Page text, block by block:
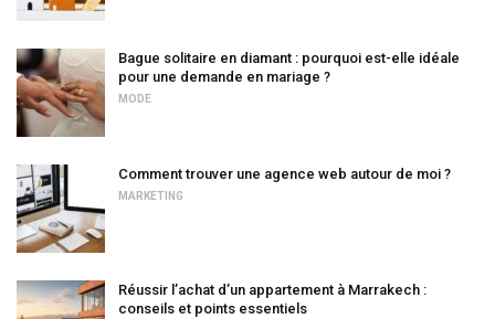
Bague solitaire en diamant : pourquoi est-elle idéale
pour une demande en mariage ?
MODE
Comment trouver une agence web autour de moi ?
MARKETING
Réussir l’achat d’un appartement à Marrakech :
conseils et points essentiels